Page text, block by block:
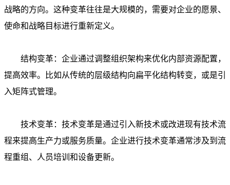
战略的方向。这种变革往往是大规模的，需要对企业的愿景、
使命和战略目标进行重新定义。
结构变革：企业通过调整组织架构来优化内部资源配置，
提高效率。比如从传统的层级结构向扁平化结构转变，或是引
入矩阵式管理。
技术变革：技术变革是通过引入新技术或改进现有技术流
程来提高生产力或服务质量。企业进行技术变革通常涉及到流
程重组、人员培训和设备更新。